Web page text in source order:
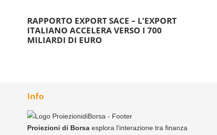
RAPPORTO EXPORT SACE – L’EXPORT
ITALIANO ACCELERA VERSO I 700
MILIARDI DI EURO
Info
Proiezioni di Borsa esplora l'interazione tra finanza